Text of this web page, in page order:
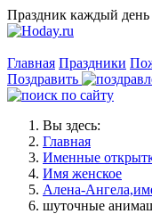
Праздник каждый день
Главная Праздники
Поздравить
Вы здесь:
Главная
Именные
Имя женское
Алена-
шуточные